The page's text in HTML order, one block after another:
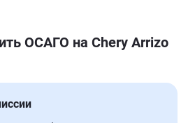
ОСАГО на Chery Arrizo